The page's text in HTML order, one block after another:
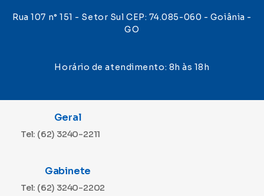
Rua 107 n° 151 - Setor Sul CEP: 74.085-060 - Goiânia -
GO
Horário de atendimento: 8h às 18h
Geral
Tel: (62) 3240-2211
Gabinete
Tel: (62) 3240-2202